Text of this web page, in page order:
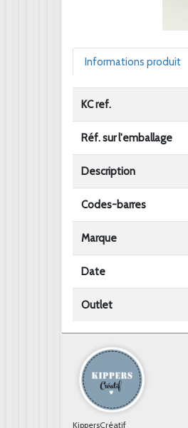
Informations produit
KC ref.
Réf. sur l'emballage
Description
Codes-barres
Marque
Date
Outlet
KippersCréatif